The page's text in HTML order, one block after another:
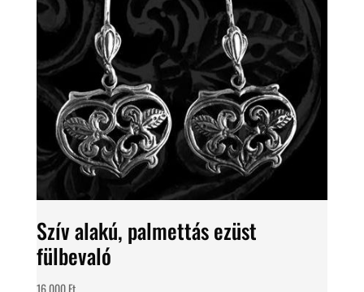
Szív alakú, palmettás ezüst
fülbevaló
16.000Ft